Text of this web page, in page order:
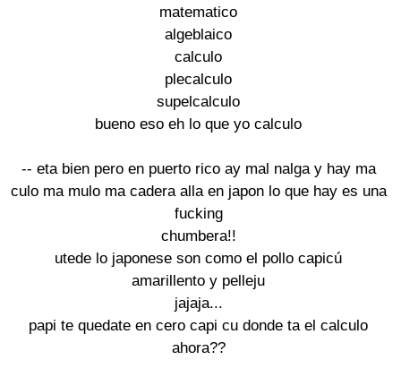
matematico
algeblaico
calculo
plecalculo
supelcalculo
bueno eso eh lo que yo calculo
-- eta bien pero en puerto rico ay mal nalga y hay ma
culo ma mulo ma cadera alla en japon lo que hay es una
fucking
chumbera!!
utede lo japonese son como el pollo capicú
amarillento y pelleju
jajaja...
papi te quedate en cero capi cu donde ta el calculo
ahora??